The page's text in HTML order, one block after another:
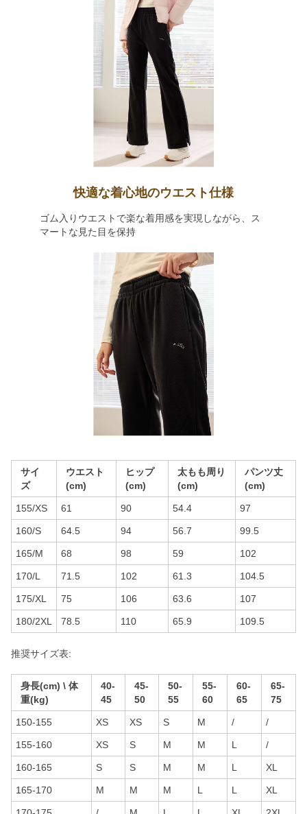
快適な着心地のウエスト仕様
ゴム入りウエストで楽な着用感を実現しながら、ス
マートな見た目を保持
サイ
ズ
ウエスト
(cm)
ヒップ
(cm)
太もも周り
(cm)
パンツ丈
(cm)
155/XS 61 90 54.4 97
160/S 64.5 94 56.7 99.5
165/M 68 98 59 102
170/L 71.5 102 61.3 104.5
175/XL 75 106 63.6 107
180/2XL 78.5 110 65.9 109.5
推奨サイズ表:
身長(cm) \ 体
重(kg)
40-
45
45-
50
50-
55
55-
60
60-
65
65-
75
150-155 XS XS S M / /
155-160 XS S M M L /
160-165 S S M M L XL
165-170 M M M L L XL